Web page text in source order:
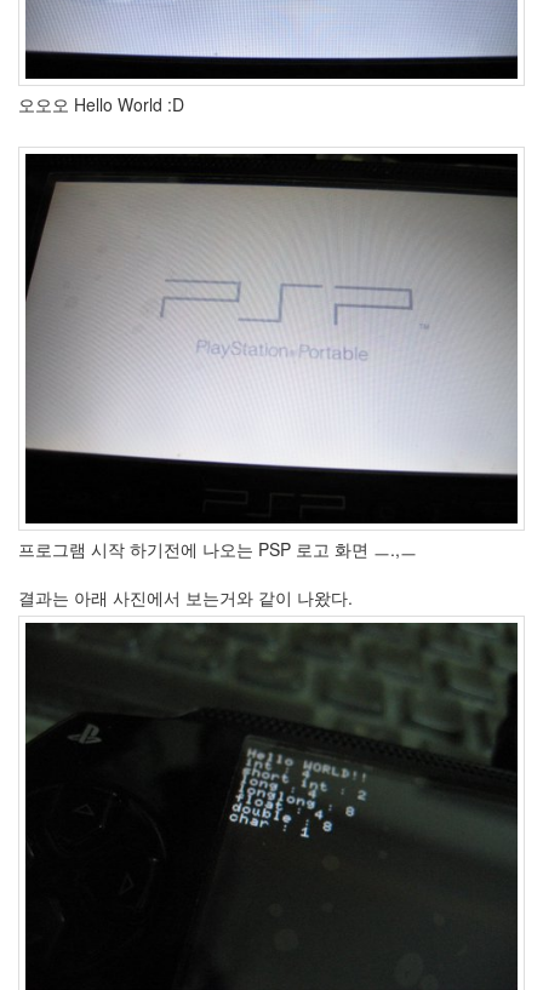
오오오 Hello World :D
프로그램 시작 하기전에 나오는 PSP 로고 화면 ㅡ.,ㅡ
결과는 아래 사진에서 보는거와 같이 나왔다.